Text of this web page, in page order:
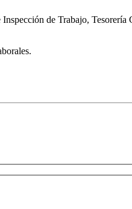
Inspección de Trabajo,